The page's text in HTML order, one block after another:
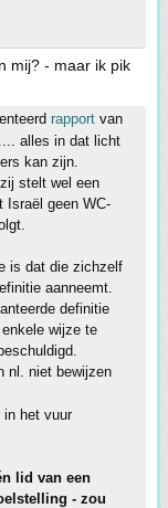
mij? - maar ik pik
rapport van
alles in dat licht
kan zijn.
stelt wel een
Israël geen WC-
is dat die zichzelf
aanneemt.
definitie
wijze te
nl. niet bewijzen
in het vuur
lid van een
- zou